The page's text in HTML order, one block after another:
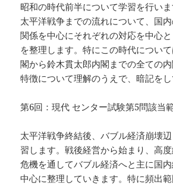
昭和の時代前半について学習を行い
太平洋戦争までの流れについて、国
関係を中心にそれぞれの対応を中心
を整理します。特にこの時代につい
閣から鈴木貫太郎内閣までの全ての
特徴について理解のうえで、暗記をし
第6回：現代 センター試験第5問該当
太平洋戦争終結後、バブル経済崩壊
習します。戦後経営から始まり、高
危機を通してバブル経済へと主に国
中心に整理していきます。特に頻出